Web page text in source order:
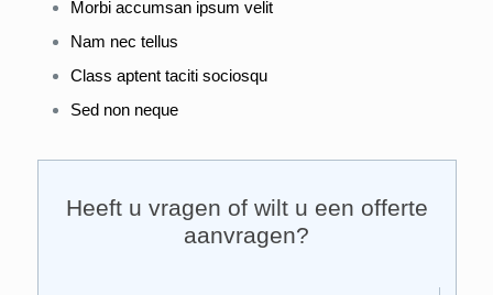
Morbi accumsan ipsum velit
Nam nec tellus
Class aptent taciti sociosqu
Sed non neque
Heeft u vragen of wilt u een offerte
aanvragen?